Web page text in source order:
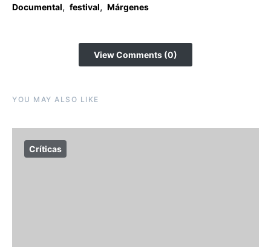
Documental, festival, Márgenes
View Comments (0)
YOU MAY ALSO LIKE
Críticas